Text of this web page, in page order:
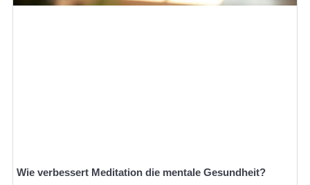
Wie verbessert Meditation die mentale Gesundheit?